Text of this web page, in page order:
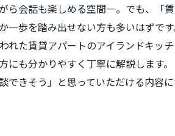
ら会話も楽しめる空間―。でも、「
歩を踏み出せない方も多いはずです
れた賃貸アパートのアイランドキッ
も分かりやすく丁寧に解説します。
できそう」と思っていただける内容